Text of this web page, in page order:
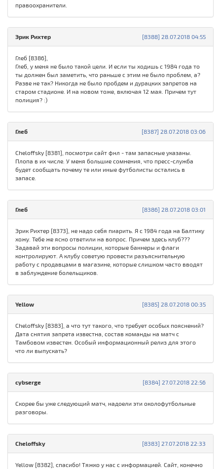
правоохранители.
[8388] 28.07.2018 04:55
Эрик Рихтер
Глеб [8386],
Глеб, у меня не было такой цели. И если ты ходишь с 1984 года то
ты должен был заметить, что раньше с этим не было проблем, а?
Разве не так? Никогда не было пробдем и дурацких запретов на
старом стадионе. И на новом тоже, включая 12 мая. Причем тут
полиция? :)
[8387] 28.07.2018 03:06
Глеб
Cheloffsky [8381], посмотри сайт фнл - там запасные указаны.
Плопа в их числе. У меня большие сомнения, что пресс-служба
будет сообщать почему те или иные футболисты остались в
запасе.
[8386] 28.07.2018 03:01
Глеб
Эрик Рихтер [8373], не надо себя пиарить. Я с 1984 года на Балтику
хожу. Тебе же ясно ответили на вопрос. Причем здесь клуб???
Задавай эти вопросы полиции, которые баннеры и флаги
контролируют. А клубу советую провести разъяснительную
работу с продавцами в магазине, которые слишком часто вводят
в заблуждение болельщиков.
[8385] 28.07.2018 00:35
Yellow
Cheloffsky [8383], а что тут такого, что требует особых пояснений?
Дата снятия запрета известна, состав команды на матч с
Тамбовом известен. Особый информационный релиз для этого
что ли выпускать?
[8384] 27.07.2018 22:56
cybserge
Скорее бы уже следующий матч, надоели эти околофутбольные
разговоры.
[8383] 27.07.2018 22:33
Cheloffsky
Yellow [8382], спасибо! Тяжко у нас с информацией. Сайт, конечно